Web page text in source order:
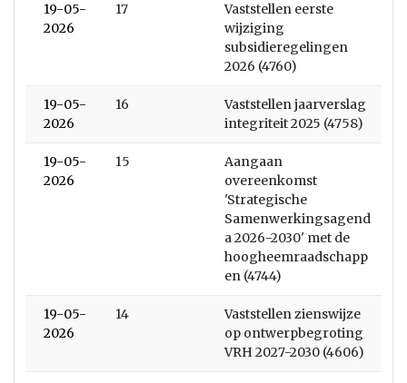
19-05-
2026
17
Vaststellen eerste
wijziging
subsidieregelingen
2026 (4760)
19-05-
2026
16
Vaststellen jaarverslag
integriteit 2025 (4758)
19-05-
2026
15
Aangaan
overeenkomst
'Strategische
Samenwerkingsagend
a 2026-2030' met de
hoogheemraadschapp
en (4744)
19-05-
2026
14
Vaststellen zienswijze
op ontwerpbegroting
VRH 2027-2030 (4606)